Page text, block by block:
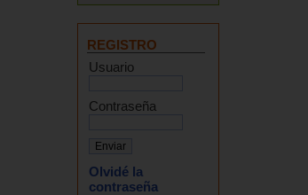
REGISTRO
Usuario
Contraseña
Olvidé la
contraseña